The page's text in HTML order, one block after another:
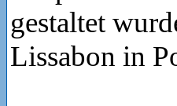
gestaltet
Lissabon in